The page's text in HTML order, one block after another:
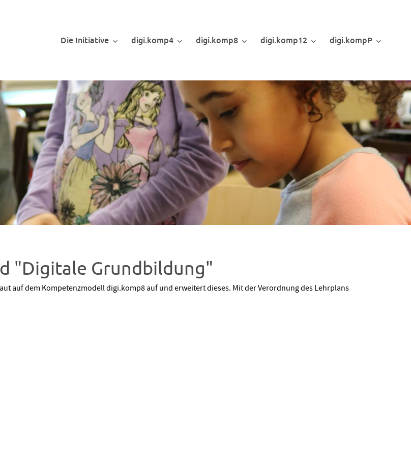
Die Initiative digi.komp4 digi.komp8 digi.komp12 digi.kompP
"Digitale Grundbildung"
auf dem Kompetenzmodell digi.komp8 auf und erweitert dieses. Mit der Verordnung des Lehrplans